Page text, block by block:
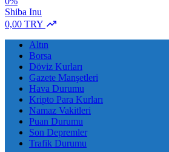
Shiba Inu
0,00 TRY
Altın
Borsa
Döviz Kurları
Gazete Manşetleri
Hava Durumu
Kripto Para Kurları
Namaz Vakitleri
Puan Durumu
Son Depremler
Trafik Durumu